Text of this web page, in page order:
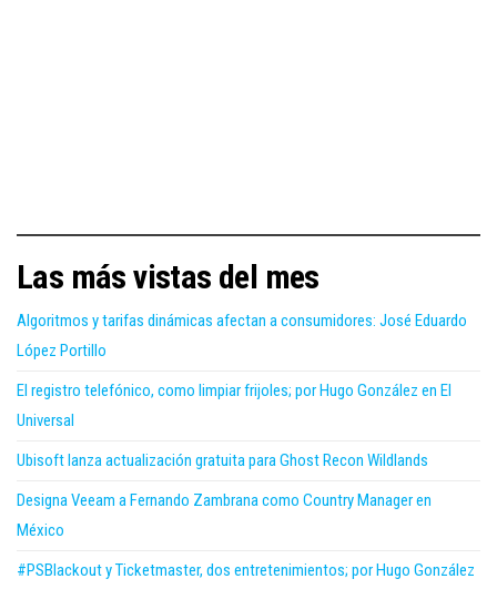
Las más vistas del mes
Algoritmos y tarifas dinámicas afectan a consumidores: José Eduardo
López Portillo
El registro telefónico, como limpiar frijoles; por Hugo González en El
Universal
Ubisoft lanza actualización gratuita para Ghost Recon Wildlands
Designa Veeam a Fernando Zambrana como Country Manager en
México
#PSBlackout y Ticketmaster, dos entretenimientos; por Hugo González